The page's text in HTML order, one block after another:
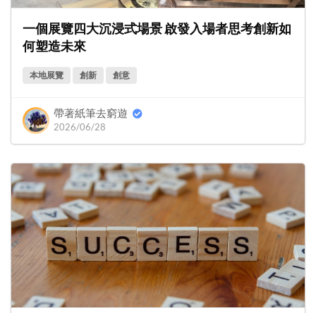
一個展覽四大沉浸式場景 啟發入場者思考創新如
何塑造未來
本地展覽 創新 創意
帶著紙筆去窮遊
2026/06/28